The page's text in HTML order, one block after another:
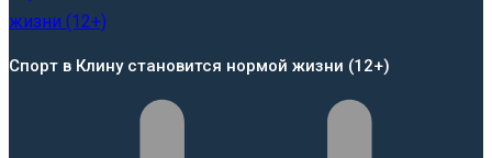
Спорт в Клину становится нормой жизни (12+)